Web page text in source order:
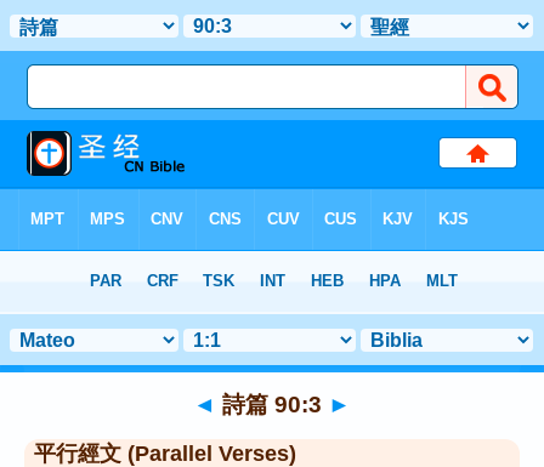
> 聖經金句 3
◄ 詩篇 90:3 ►
平行經文 (Parallel Verses)